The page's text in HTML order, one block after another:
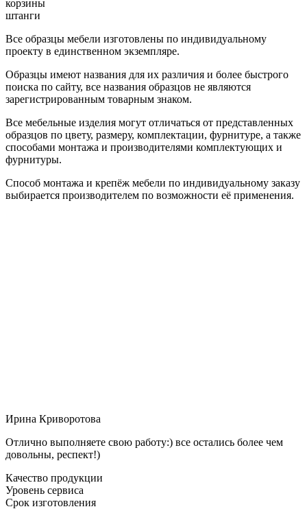
корзины
штанги
Все образцы мебели изготовлены по индивидуальному
проекту в единственном экземпляре.
Образцы имеют названия для их различия и более быстрого
поиска по сайту, все названия образцов не являются
зарегистрированным товарным знаком.
Все мебельные изделия могут отличаться от представленных
образцов по цвету, размеру, комплектации, фурнитуре, а также
способами монтажа и производителями комплектующих и
фурнитуры.
Способ монтажа и крепёж мебели по индивидуальному заказу
выбирается производителем по возможности её применения.
Ирина Криворотова
Отлично выполняете свою работу:) все остались более чем
довольны, респект!)
Качество продукции
Уровень сервиса
Срок изготовления